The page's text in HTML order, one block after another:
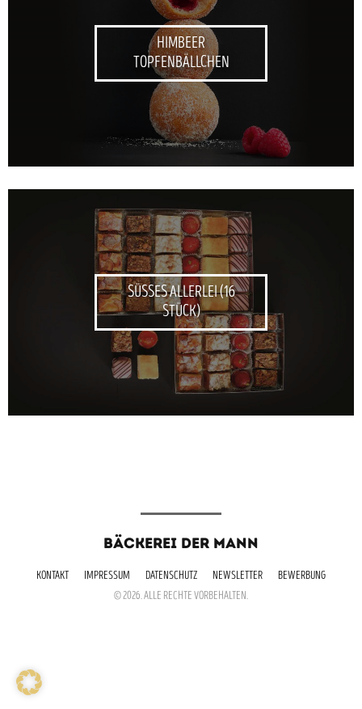
HIMBEER
TOPFENBÄLLCHEN
SÜSSES ALLERLEI (16
STÜCK)
BÄCKEREI DER MANN
KONTAKT IMPRESSUM DATENSCHUTZ NEWSLETTER
BEWERBUNG
© 2026. ALLE RECHTE VORBEHALTEN.